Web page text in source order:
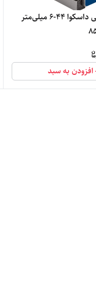
وی بلوک مگنتی داسکوا 44-6 میلی‌متر
افزودن به سبد